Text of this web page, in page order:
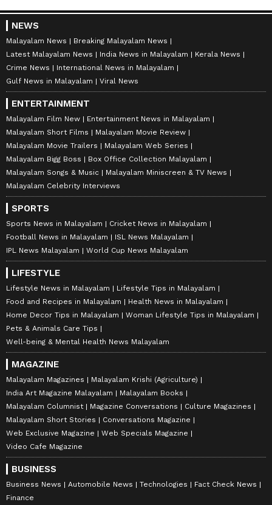
NEWS
Malayalam News
Breaking Malayalam News
Latest Malayalam News
India News in Malayalam
Kerala News
Crime News
International News in Malayalam
Gulf News in Malayalam
Viral News
ENTERTAINMENT
Malayalam Film New
Entertainment News in Malayalam
Malayalam Short Films
Malayalam Movie Review
Malayalam Movie Trailers
Malayalam Web Series
Malayalam Bigg Boss
Box Office Collection Malayalam
Malayalam Songs & Music
Malayalam Miniscreen & TV News
Malayalam Celebrity Interviews
SPORTS
Sports News in Malayalam
Cricket News in Malayalam
Football News in Malayalam
ISL News Malayalam
IPL News Malayalam
World Cup News Malayalam
LIFESTYLE
Lifestyle News in Malayalam
Lifestyle Tips in Malayalam
Food and Recipes in Malayalam
Health News in Malayalam
Home Decor Tips in Malayalam
Woman Lifestyle Tips in Malayalam
Pets & Animals Care Tips
Well-being & Mental Health News Malayalam
MAGAZINE
Malayalam Magazines
Malayalam Krishi (Agriculture)
India Art Magazine Malayalam
Malayalam Books
Malayalam Columnist
Magazine Conversations
Culture Magazines
Malayalam Short Stories
Conversations Magazine
Web Exclusive Magazine
Web Specials Magazine
Video Cafe Magazine
BUSINESS
Business News Automobile News Technologies
Fact Check News
Finance